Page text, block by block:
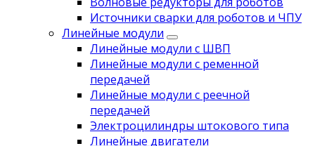
Источники сварки для роботов и ЧПУ
Линейные модули
Линейные модули с ШВП
Линейные модули с ременной
передачей
Линейные модули с реечной
передачей
Электроцилиндры штокового типа
Линейные двигатели